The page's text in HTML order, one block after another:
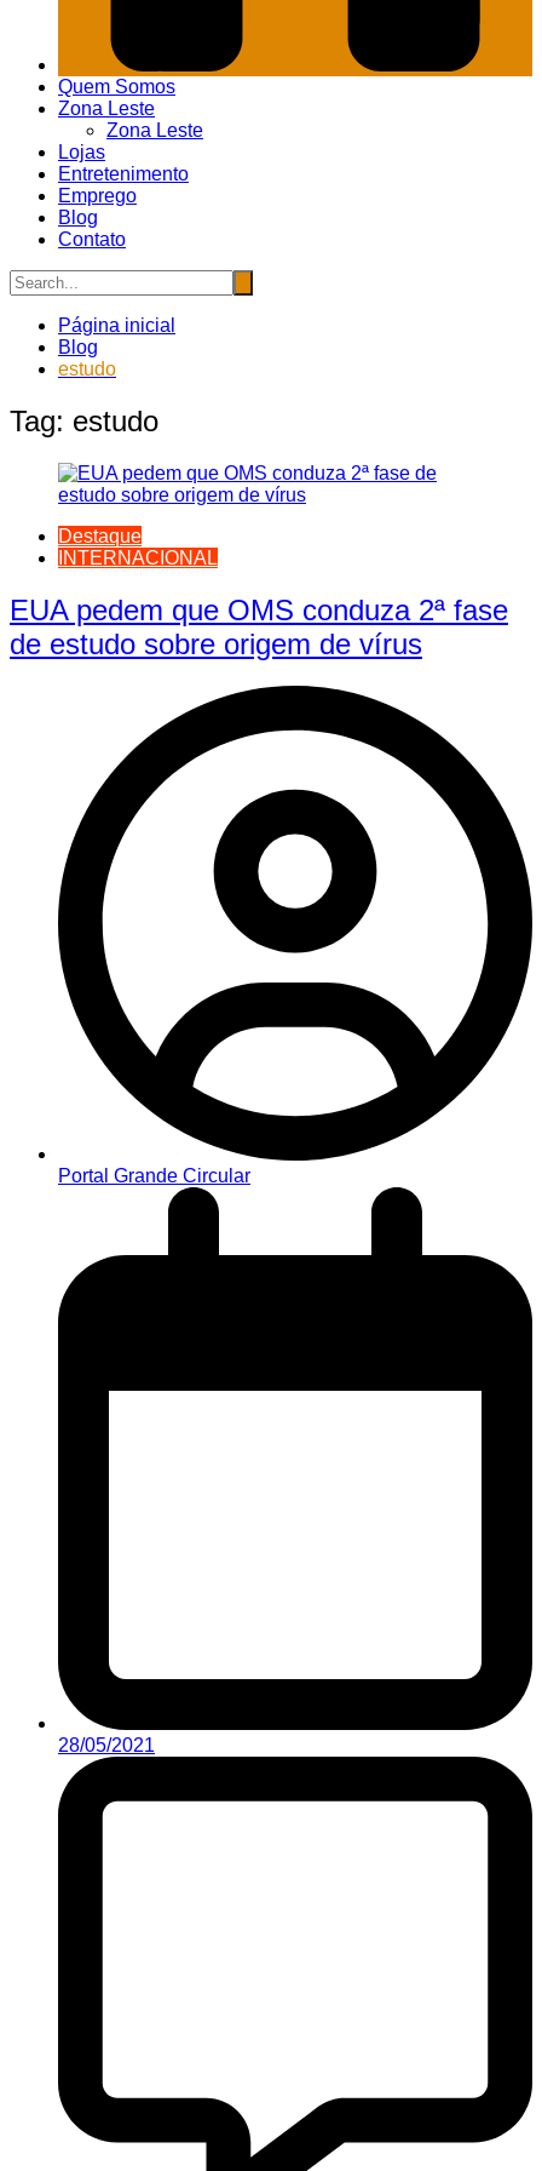
Quem Somos
Zona Leste
Zona Leste
Lojas
Entretenimento
Emprego
Blog
Contato
Página inicial
Blog
estudo
Tag: estudo
Destaque
INTERNACIONAL
EUA pedem que OMS conduza 2ª fase
de estudo sobre origem de vírus
Portal Grande Circular
28/05/2021